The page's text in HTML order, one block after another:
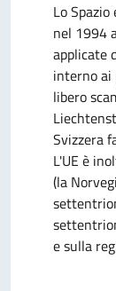
Lo
nel 1994
applicate
interno ai
libero
Svizzera
L'UE è
(la
e sulla